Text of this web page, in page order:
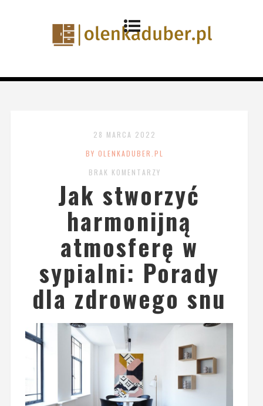
28 MARCA 2022
BY OLENKADUBER.PL
BRAK KOMENTARZY
Jak stworzyć
harmonijną
atmosferę w
sypialni: Porady
dla zdrowego snu